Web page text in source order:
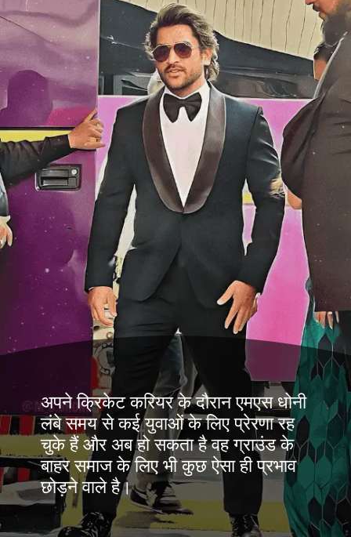
अपने क्रिकेट करियर के दौरान एमएस धोनी
लंबे समय से कई युवाओं के लिए प्रेरणा रह
चुके हैं और अब हो सकता है वह ग्राउंड के
बाहर समाज के लिए भी कुछ ऐसा ही प्रभाव
छोड़ने वाले है।